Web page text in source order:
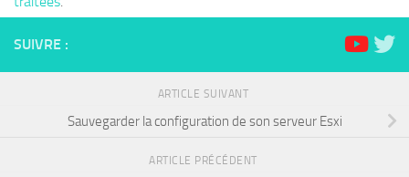
SUIVRE :
ARTICLE SUIVANT
Sauvegarder la configuration de son serveur Esxi
ARTICLE PRÉCÉDENT